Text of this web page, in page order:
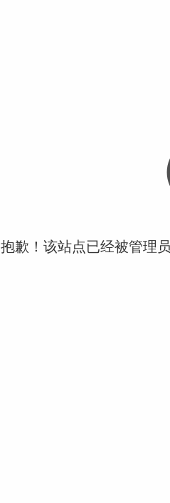
抱歉！该站点已经被管理